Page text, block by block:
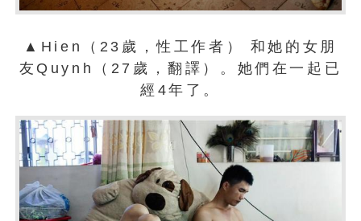
▲Hien（23歲，性工作者） 和她的女朋
友Quynh（27歲，翻譯）。她們在一起已
經4年了。